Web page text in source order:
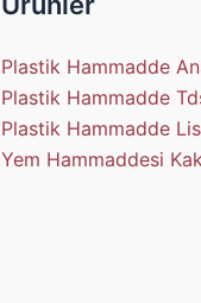
Plastik Hammadde
Plastik Hammadde
Plastik Hammadde
Yem Hammaddesi